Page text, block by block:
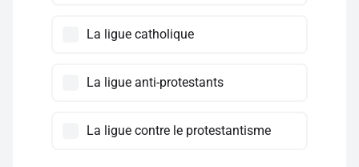
La ligue catholique
La ligue anti-protestants
La ligue contre le protestantisme